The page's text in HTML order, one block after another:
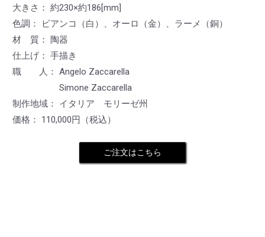
大きさ： 約230×約186[mm]
色調： ビアンコ（白）、オーロ（金）、ラーメ（銅）
材 質： 陶器
仕上げ： 手描き
職 人： Angelo Zaccarella
Simone Zaccarella
制作地域： イタリア モリーゼ州
価格： 110,000円（税込）
ご注文はこちら